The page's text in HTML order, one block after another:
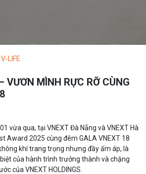
V-LIFE
VƯƠN MÌNH RỰC RỠ CÙNG
vừa qua, tại VNEXT Đà Nẵng và VNEXT Hà
Award 2025 cùng đêm GALA VNEXT 18
khí trang trọng nhưng đầy ấm áp, là
của hành trình trưởng thành và chặng
của VNEXT HOLDINGS.